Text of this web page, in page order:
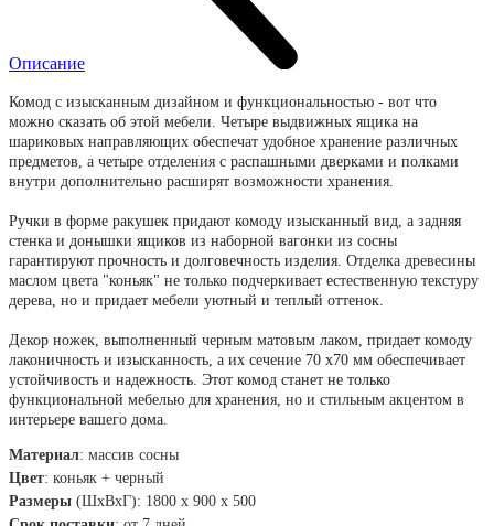
Описание
Комод с изысканным дизайном и функциональностью - вот что
можно сказать об этой мебели. Четыре выдвижных ящика на
шариковых направляющих обеспечат удобное хранение различных
предметов, а четыре отделения с распашными дверками и полками
внутри дополнительно расширят возможности хранения.
Ручки в форме ракушек придают комоду изысканный вид, а задняя
стенка и донышки ящиков из наборной вагонки из сосны
гарантируют прочность и долговечность изделия. Отделка древесины
маслом цвета "коньяк" не только подчеркивает естественную текстуру
дерева, но и придает мебели уютный и теплый оттенок.
Декор ножек, выполненный черным матовым лаком, придает комоду
лаконичность и изысканность, а их сечение 70 х70 мм обеспечивает
устойчивость и надежность. Этот комод станет не только
функциональной мебелью для хранения, но и стильным акцентом в
интерьере вашего дома.
Материал: массив сосны
Цвет: коньяк + черный
Размеры (ШхВхГ): 1800 х 900 х 500